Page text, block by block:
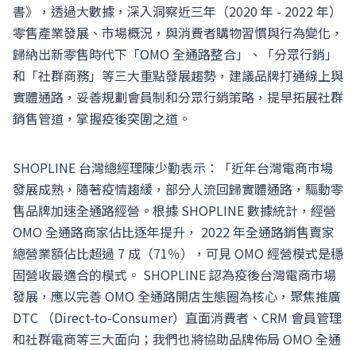
書》，透過大數據，深入洞察近三年（2020 年 - 2022 年）
零售產業發展、市場概況，與消費者購物習慣與行為變化，
歸納出新零售時代下「OMO 全通路整合」、「分眾行銷」
和「社群商務」等三大重點發展趨勢，建議品牌打通線上與
實體通路，妥善規劃會員制和分眾行銷策略，提早拓展社群
銷售管道，掌握疫後突圍之道。
SHOPLINE 台灣總經理陳少勤表示：「近年台灣電商市場
發展成熟，隨著疫情趨緩，部分人流回歸實體通路，驅動零
售品牌加速全通路經營。根據 SHOPLINE 數據統計，經營
OMO 全通路商家佔比逐年提升， 2022 年全通路銷售賣家
總營業額佔比超過 7 成（71％），可見 OMO 經營模式是穩
固營收最適合的模式。 SHOPLINE 認為疫後台灣電商市場
發展，應以完善 OMO 全通路開店生態圈為核心，聚焦推廣
DTC （Direct-to-Consumer）直面消費者、CRM 會員管理
和社群電商等三大面向；我們也將協助品牌佈局 OMO 全通